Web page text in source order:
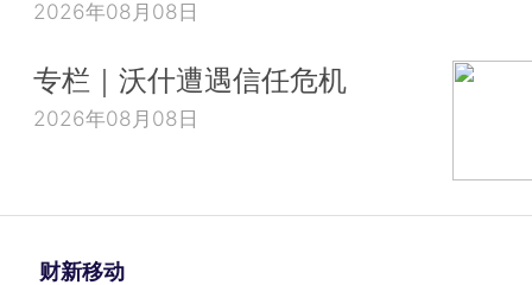
2026年08月08日
专栏｜沃什遭遇信任危机
2026年08月08日
财新移动